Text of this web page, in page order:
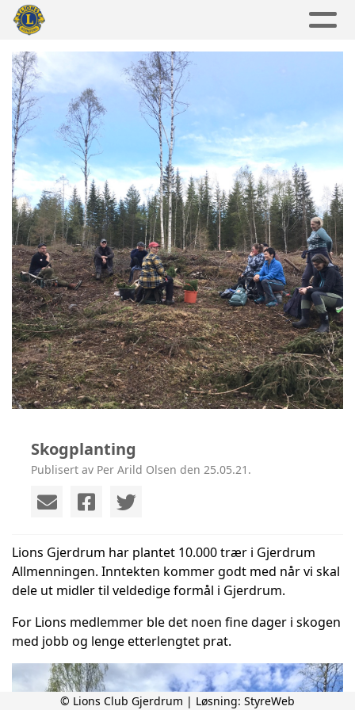
Skogplanting
Publisert av Per Arild Olsen den 25.05.21.
Lions Gjerdrum har plantet 10.000 trær i Gjerdrum
Allmenningen. Inntekten kommer godt med når vi skal
dele ut midler til veldedige formål i Gjerdrum.
For Lions medlemmer ble det noen fine dager i skogen
med jobb og lenge etterlengtet prat.
© Lions Club Gjerdrum | Løsning: StyreWeb